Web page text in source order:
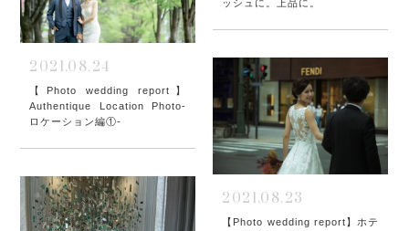
ッシュに。上品に。
2021.08.24
【Photo wedding report】
Authentique Location Photo-
ロケーション編①-
2021.08.23
【Photo wedding report】ホテ